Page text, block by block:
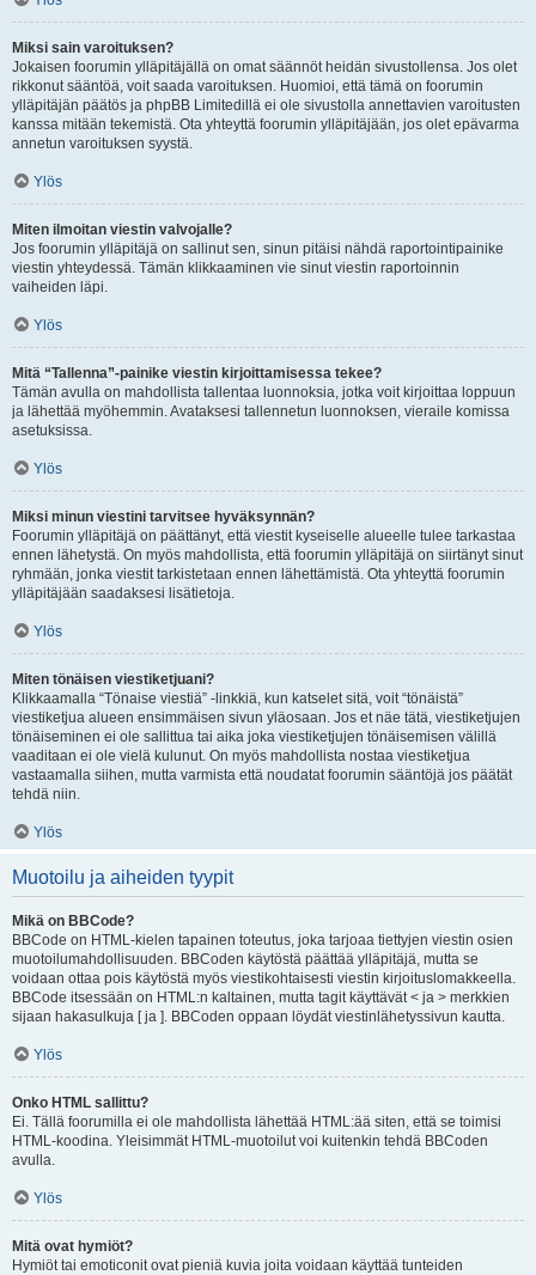
Miksi sain varoituksen?
Jokaisen foorumin ylläpitäjällä on omat säännöt heidän sivustollensa. Jos olet
rikkonut sääntöä, voit saada varoituksen. Huomioi, että tämä on foorumin
ylläpitäjän päätös ja phpBB Limitedillä ei ole sivustolla annettavien varoitusten
kanssa mitään tekemistä. Ota yhteyttä foorumin ylläpitäjään, jos olet epävarma
annetun varoituksen syystä.
Ylös
Miten ilmoitan viestin valvojalle?
Jos foorumin ylläpitäjä on sallinut sen, sinun pitäisi nähdä raportointipainike
viestin yhteydessä. Tämän klikkaaminen vie sinut viestin raportoinnin
vaiheiden läpi.
Ylös
Mitä “Tallenna”-painike viestin kirjoittamisessa tekee?
Tämän avulla on mahdollista tallentaa luonnoksia, jotka voit kirjoittaa loppuun
ja lähettää myöhemmin. Avataksesi tallennetun luonnoksen, vieraile komissa
asetuksissa.
Ylös
Miksi minun viestini tarvitsee hyväksynnän?
Foorumin ylläpitäjä on päättänyt, että viestit kyseiselle alueelle tulee tarkastaa
ennen lähetystä. On myös mahdollista, että foorumin ylläpitäjä on siirtänyt sinut
ryhmään, jonka viestit tarkistetaan ennen lähettämistä. Ota yhteyttä foorumin
ylläpitäjään saadaksesi lisätietoja.
Ylös
Miten tönäisen viestiketjuani?
Klikkaamalla “Tönaise viestiä” -linkkiä, kun katselet sitä, voit “tönäistä”
viestiketjua alueen ensimmäisen sivun yläosaan. Jos et näe tätä, viestiketjujen
tönäiseminen ei ole sallittua tai aika joka viestiketjujen tönäisemisen välillä
vaaditaan ei ole vielä kulunut. On myös mahdollista nostaa viestiketjua
vastaamalla siihen, mutta varmista että noudatat foorumin sääntöjä jos päätät
tehdä niin.
Ylös
Muotoilu ja aiheiden tyypit
Mikä on BBCode?
BBCode on HTML-kielen tapainen toteutus, joka tarjoaa tiettyjen viestin osien
muotoilumahdollisuuden. BBCoden käytöstä päättää ylläpitäjä, mutta se
voidaan ottaa pois käytöstä myös viestikohtaisesti viestin kirjoituslomakkeella.
BBCode itsessään on HTML:n kaltainen, mutta tagit käyttävät < ja > merkkien
sijaan hakasulkuja [ ja ]. BBCoden oppaan löydät viestinlähetyssivun kautta.
Ylös
Onko HTML sallittu?
Ei. Tällä foorumilla ei ole mahdollista lähettää HTML:ää siten, että se toimisi
HTML-koodina. Yleisimmät HTML-muotoilut voi kuitenkin tehdä BBCoden
avulla.
Ylös
Mitä ovat hymiöt?
Hymiöt tai emoticonit ovat pieniä kuvia joita voidaan käyttää tunteiden